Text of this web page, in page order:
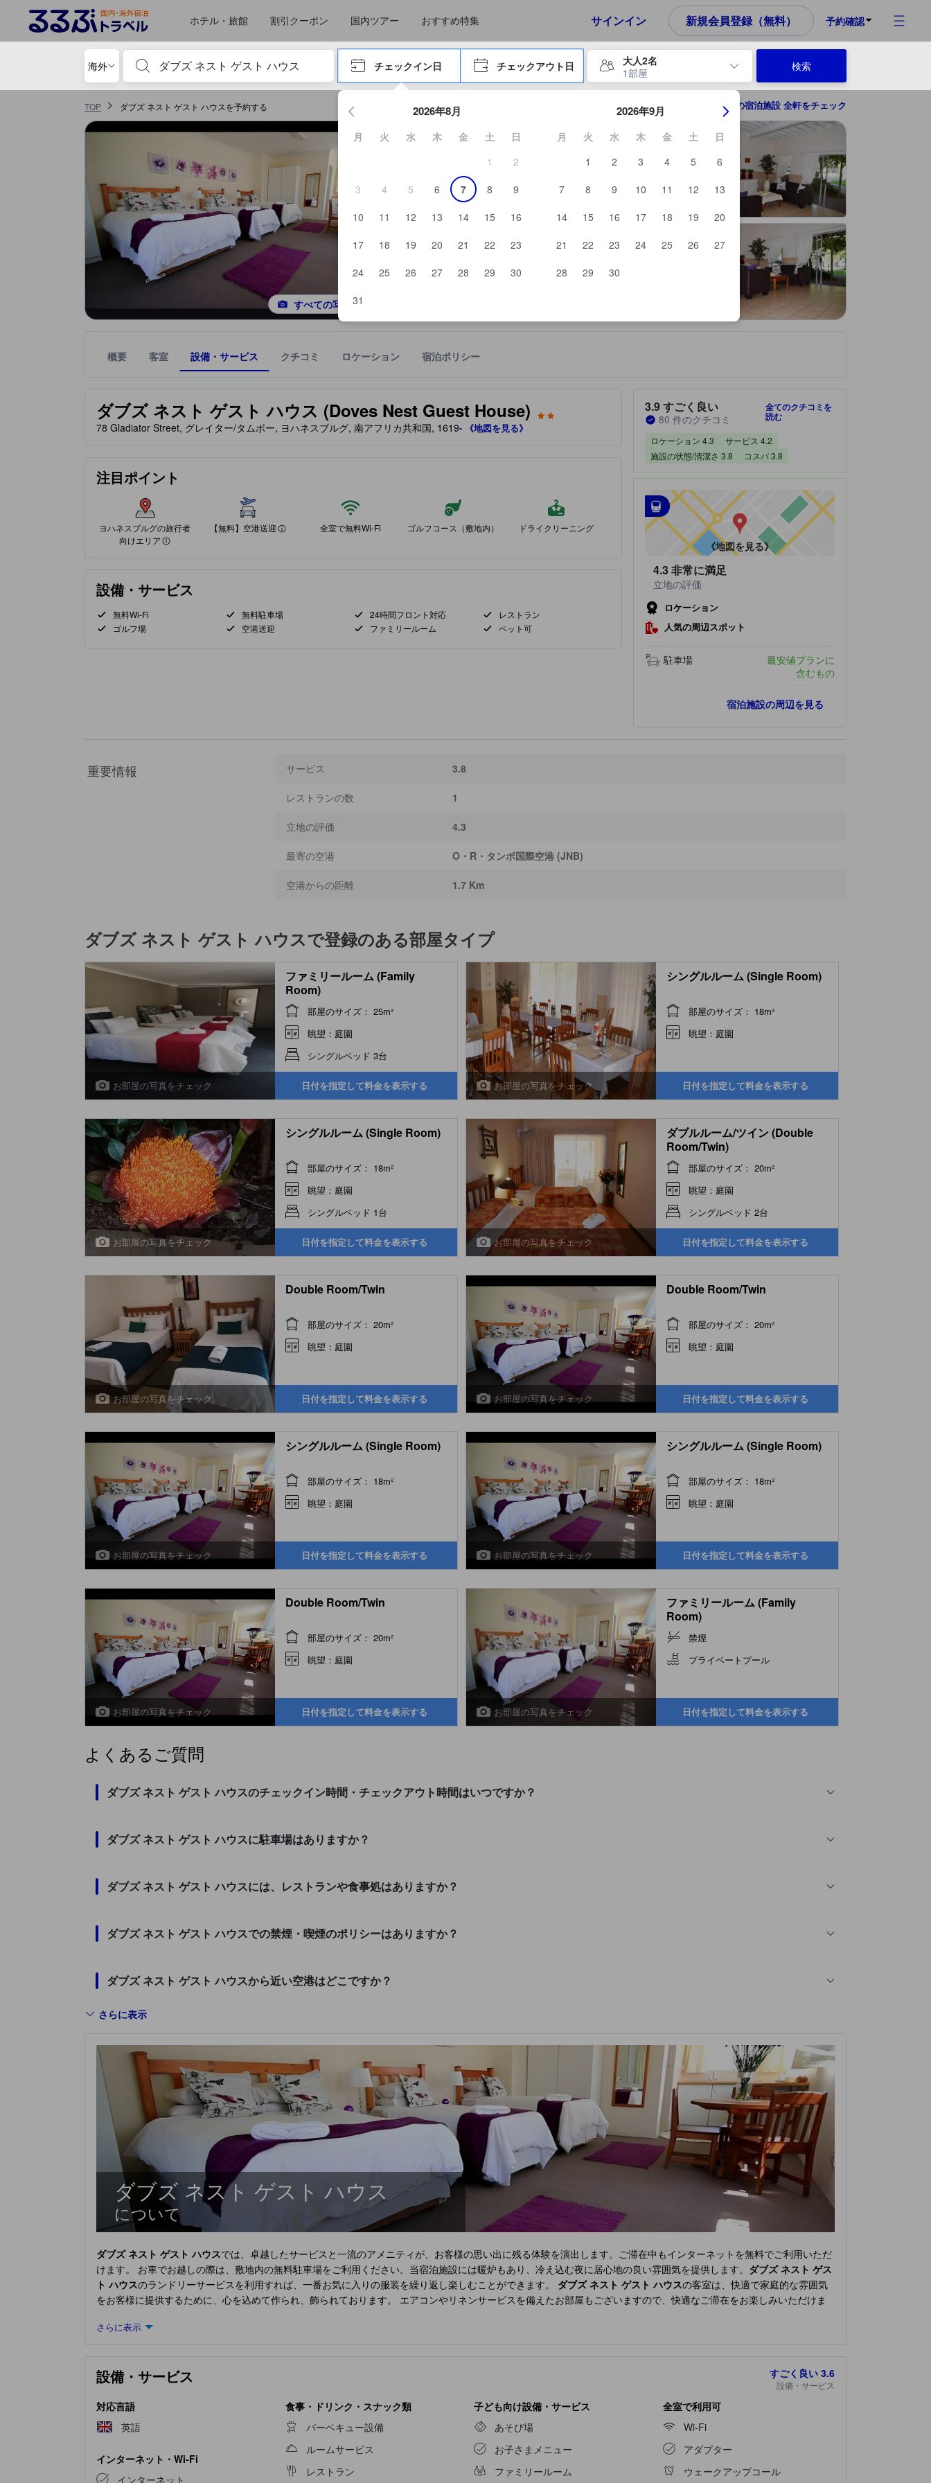
ホテル・旅館 割引クーポン 国内ツアー おすすめ特集 サインイン 新規会員登録（無料） 予約確認
海外
宿泊施設名やキーワードを入力し、矢印キーやタブキーで進み、エンターキーを押して内容を確定して、検索します。
チェックイン日 チェックアウト日
大人2名
1部屋
エンターキーを押して日付選択画面の操作を開始します。方向キーを使用して、チェックイン日とチェックアウト日を移動します。
2026年8月
月 火 水 木 金 土
日
1
2
3
4 5 6 7 8
9
10
11 12 13 14 15
16
17
18 19 20 21 22
23
24
25 26 27 28 29
30
31
2026年9月
月 火 水 木 金 土
日
1
2 3 4 5
6
7
8 9 10 11 12
13
14
15 16 17 18 19
20
21
22 23 24 25 26
27
28
29 30
検索
TOP ダブズ ネスト ゲスト ハウスを予約する ヨハネスブルグの宿泊施設 全軒をチェック
すべての写真を見る
概要 客室 設備・サービス クチコミ ロケーション 宿泊ポリシー
ダブズ ネスト ゲスト ハウス (Doves Nest Guest House)
星評価、最高5の内2
tooltip
星評価は、提携サイトから受け取った情報であり、宿泊施設に備わっていると予測される快適さや客室のレベルを示すものです。
78 Gladiator Street, グレイター/タムボー, ヨハネスブルグ, 南アフリカ共和国, 1619- 《地図を見る》
注目ポイント
ヨハネスブルグの旅行者
向けエリア
ヨハネスブルグの旅行者向けエリア
旅慣れたユーザー御用達のエリアです。このエリアにある宿泊施設は、高いロケーション評価・高いクチコミスコアを獲得しており大変人気です。
【無料】空港送迎
【無料】空港送迎
95%が好評価
全室で無料Wi-Fi ゴルフコース（敷地内） ドライクリーニング
設備・サービス
無料Wi-Fi 無料駐車場 24時間フロント対応
レストラン
ゴルフ場
空港送迎 ファミリールーム ペット可
宿泊施設のクチコミスコア：3.9 / 5 すごく良い 80 件のクチコミ
3.9すごく良い
80 件のクチコミ
全てのクチコミを
読む
ロケーション 4.3
サービス 4.2
施設の状態/清潔さ 3.8
コスパ 3.8
tooltip
最寄の交通機関
• 最寄の駅：Rhodesfield Station（距離0.86km）
• 最寄の駅：OR Tambo Station（距離0.97km）
《地図を見る》
4.3非常に満足
立地の評価
ロケーション
人気の周辺スポット
駐車場
最安値プランに
含むもの
宿泊施設の周辺を見る
重要情報 サービス 3.8
レストランの数 1
立地の評価 4.3
最寄の空港 O・R・タンボ国際空港 (JNB)
空港からの距離 1.7 Km
ダブズ ネスト ゲスト ハウスで登録のある部屋タイプ
お部屋の写真をチェック
ファミリールーム (Family
Room)
部屋のサイズ： 25m²
眺望：庭園
シングルベッド 3台
日付を指定して料金を表示する お部屋の写真をチェック
シングルルーム (Single Room)
部屋のサイズ： 18m²
眺望：庭園
日付を指定して料金を表示する
お部屋の写真をチェック
シングルルーム (Single Room)
部屋のサイズ： 18m²
眺望：庭園
シングルベッド 1台
日付を指定して料金を表示する お部屋の写真をチェック
ダブルルーム/ツイン (Double
Room/Twin)
部屋のサイズ： 20m²
眺望：庭園
シングルベッド 2台
日付を指定して料金を表示する
お部屋の写真をチェック
Double Room/Twin
部屋のサイズ： 20m²
眺望：庭園
日付を指定して料金を表示する お部屋の写真をチェック
Double Room/Twin
部屋のサイズ： 20m²
眺望：庭園
日付を指定して料金を表示する
お部屋の写真をチェック
シングルルーム (Single Room)
部屋のサイズ： 18m²
眺望：庭園
日付を指定して料金を表示する お部屋の写真をチェック
シングルルーム (Single Room)
部屋のサイズ： 18m²
眺望：庭園
日付を指定して料金を表示する
お部屋の写真をチェック
Double Room/Twin
部屋のサイズ： 20m²
眺望：庭園
日付を指定して料金を表示する お部屋の写真をチェック
ファミリールーム (Family
Room)
禁煙
プライベートプール
日付を指定して料金を表示する
よくあるご質問
ダブズ ネスト ゲスト ハウスのチェックイン時間・チェックアウト時間はいつですか？
ダブズ ネスト ゲスト ハウスに駐車場はありますか？
ダブズ ネスト ゲスト ハウスには、レストランや食事処はありますか？
ダブズ ネスト ゲスト ハウスでの禁煙・喫煙のポリシーはありますか？
ダブズ ネスト ゲスト ハウスから近い空港はどこですか？
さらに表示
ダブズ ネスト ゲスト ハウス
について
ダブズ ネスト ゲスト ハウスでは、卓越したサービスと一流のアメニティが、お客様の思い出に残る体験を演出します。ご滞在中もインターネットを無料でご利用いただ
けます。 お車でお越しの際は、敷地内の無料駐車場をご利用ください。当宿泊施設には暖炉もあり、冷え込む夜に居心地の良い雰囲気を提供します。 ダブズ ネスト ゲス
ト ハウスのランドリーサービスを利用すれば、一番お気に入りの服装を繰り返し楽しむことができます。 ダブズ ネスト ゲスト ハウスの客室は、快適で家庭的な雰囲気
をお客様に提供するために、心を込めて作られ、飾られております。 エアコンやリネンサービスを備えたお部屋もございますので、快適なご滞在をお楽しみいただけま
のがすべて揃っております。バスルームの重要性を理解している当宿泊施設では、バスローブ、タオル、ドライヤーをご用意しております。
さらに表示
設備・サービス すごく良い 3.6
設備・サービス
対応言語
英語
インターネット・Wi-Fi
インターネット
食事・ドリンク・スナック類
バーベキュー設備
ルームサービス
レストラン
子ども向け設備・サービス
あそび場
お子さまメニュー
ファミリールーム
全室で利用可
Wi-Fi
アダプター
ウェークアップコール
るるぶトラベルに掲載されているクチコミは実際に予約をし、宿泊を終えたゲストから提供されています。実際の経験に基づいた内容であるため、これから宿泊選びをされるユーザーにとっても参考となる信頼で